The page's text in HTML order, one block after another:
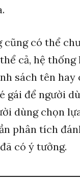
cũng có thể
cả, hệ
sách tên hay
gái để người
dùng chọn
phân tích
có ý tưởng.